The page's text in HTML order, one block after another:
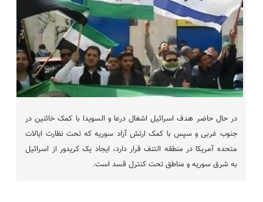
در حال حاضر هدف اسرائیل اشغال درعا و السویدا با کمک خائنین در
جنوب غربی و سپس با کمک ارتش آزاد سوریه که تحت نظارت ایالات
متحده آمریکا در منطقه التنف قرار دارد، ایجاد یک کریدور از اسرائیل
به شرق سوریه و مناطق تحت کنترل قسد است.